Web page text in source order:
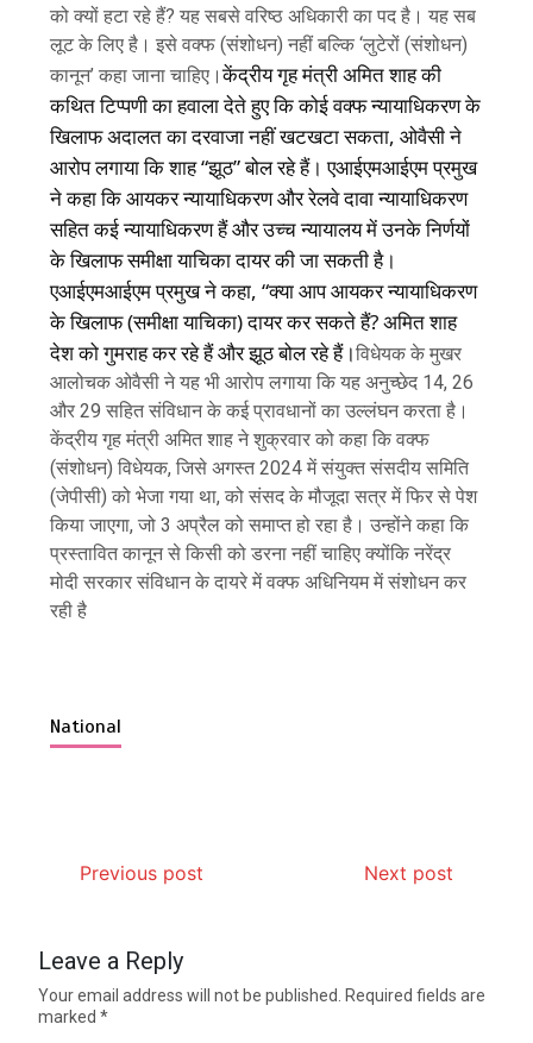
को क्यों हटा रहे हैं? यह सबसे वरिष्ठ अधिकारी का पद है। यह सब
लूट के लिए है। इसे वक्फ (संशोधन) नहीं बल्कि ‘लुटेरों (संशोधन)
कानून’ कहा जाना चाहिए।केंद्रीय गृह मंत्री अमित शाह की
कथित टिप्पणी का हवाला देते हुए कि कोई वक्फ न्यायाधिकरण के
खिलाफ अदालत का दरवाजा नहीं खटखटा सकता, ओवैसी ने
आरोप लगाया कि शाह “झूठ” बोल रहे हैं। एआईएमआईएम प्रमुख
ने कहा कि आयकर न्यायाधिकरण और रेलवे दावा न्यायाधिकरण
सहित कई न्यायाधिकरण हैं और उच्च न्यायालय में उनके निर्णयों
के खिलाफ समीक्षा याचिका दायर की जा सकती है।
एआईएमआईएम प्रमुख ने कहा, “क्या आप आयकर न्यायाधिकरण
के खिलाफ (समीक्षा याचिका) दायर कर सकते हैं? अमित शाह
देश को गुमराह कर रहे हैं और झूठ बोल रहे हैं।विधेयक के मुखर
आलोचक ओवैसी ने यह भी आरोप लगाया कि यह अनुच्छेद 14, 26
और 29 सहित संविधान के कई प्रावधानों का उल्लंघन करता है।
केंद्रीय गृह मंत्री अमित शाह ने शुक्रवार को कहा कि वक्फ
(संशोधन) विधेयक, जिसे अगस्त 2024 में संयुक्त संसदीय समिति
(जेपीसी) को भेजा गया था, को संसद के मौजूदा सत्र में फिर से पेश
किया जाएगा, जो 3 अप्रैल को समाप्त हो रहा है। उन्होंने कहा कि
प्रस्तावित कानून से किसी को डरना नहीं चाहिए क्योंकि नरेंद्र
मोदी सरकार संविधान के दायरे में वक्फ अधिनियम में संशोधन कर
रही है
National
Previous post Next post
Leave a Reply
Your email address will not be published.
Required fields are
marked*